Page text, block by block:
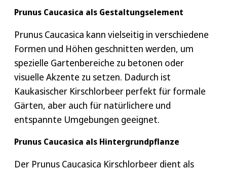
Ausreichend Pflanzabstand
Je nach Größe empfehlen wir 2 – 3
Caucasica Kirschlorbeer auf einen Meter zu
pflanzen. Markieren Sie die Positionen für
die Pflanzlöcher mit ca. 30 cm Abstand.
Pflanzlöcher vorbereiten
Graben Sie Pflanzlöcher, die doppelt so breit
und tief sind wie der Wurzelballen der
Caucasica..
Einpflanzen der Caucasica
entsteht eine lebendige, natürliche Caucasica-
Hecke.
Wenn Sie die Blüten der Caucasica genießen
möchten, schneiden Sie am besten nach der
Blüte. Der Schnitt im Frühsommer
beeinträchtigt nicht die Blütenbildung für das
nächste Jahr. Einen zweiten Schnitt können Sie im
Spätsommer gegen Anfang September
vornehmen. Vermeiden Sie das Schneiden
die Pflanze belasten kann.
Prunus Caucasica als Gestaltungselement
Prunus Caucasica kann vielseitig in verschiedene
Formen und Höhen geschnitten werden, um
spezielle Gartenbereiche zu betonen oder
visuelle Akzente zu setzen. Dadurch ist
Kaukasischer Kirschlorbeer perfekt für formale
Gärten, aber auch für natürlichere und
entspannte Umgebungen geeignet.
Prunus Caucasica als Hintergrundpflanze
Der Prunus Caucasica Kirschlorbeer dient als